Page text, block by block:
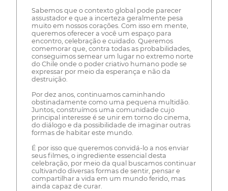
Sabemos que o contexto global pode parecer
assustador e que a incerteza geralmente pesa
muito em nossos corações. Com isso em mente,
queremos oferecer a você um espaço para
encontro, celebração e cuidado. Queremos
comemorar que, contra todas as probabilidades,
conseguimos semear um lugar no extremo norte
do Chile onde o poder criativo humano pode se
expressar por meio da esperança e não da
destruição.
Por dez anos, continuamos caminhando
obstinadamente como uma pequena multidão.
Juntos, construímos uma comunidade cujo
principal interesse é se unir em torno do cinema,
do diálogo e da possibilidade de imaginar outras
formas de habitar este mundo.
É por isso que queremos convidá-lo a nos enviar
seus filmes, o ingrediente essencial desta
celebração, por meio da qual buscamos continuar
cultivando diversas formas de sentir, pensar e
compartilhar a vida em um mundo ferido, mas
ainda capaz de curar.